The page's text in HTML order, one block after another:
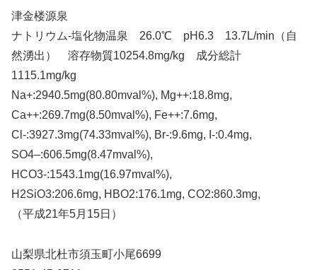
津金楼源泉
ナトリウム-塩化物温泉 26.0℃ pH6.3 13.7L/min（自
然湧出） 溶存物質10254.8mg/kg 成分総計
1115.1mg/kg
Na+:2940.5mg(80.80mval%), Mg++:18.8mg,
Ca++:269.7mg(8.50mval%), Fe++:7.6mg,
Cl-:3927.3mg(74.33mval%), Br-:9.6mg, I-:0.4mg,
SO4–:606.5mg(8.47mval%),
HCO3-:1543.1mg(16.97mval%),
H2SiO3:206.6mg, HBO2:176.1mg, CO2:860.3mg,
（平成21年5月15日）
山梨県北杜市須玉町小尾6699